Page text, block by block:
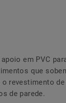
em PVC
que
o revestimento
de parede.